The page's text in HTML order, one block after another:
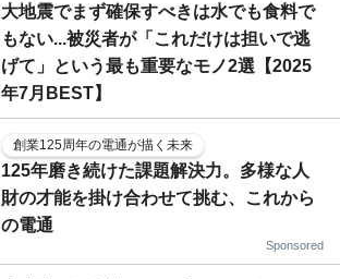
大地震でまず確保すべきは水でも食料で
もない...被災者が「これだけは担いで逃
げて」という最も重要なモノ2選【2025
年7月BEST】
創業125周年の電通が描く未来
125年磨き続けた課題解決力。多様な人
財の才能を掛け合わせて挑む、これから
の電通
Sponsored